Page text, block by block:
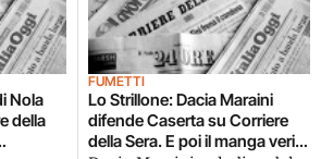
Nola
della
FUMETTI
Lo Strillone: Dacia Maraini
difende Caserta su Corriere
della Sera. E poi il manga verità